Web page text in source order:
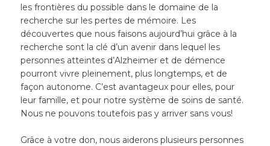
les frontières du possible dans le domaine de la
recherche sur les pertes de mémoire. Les
découvertes que nous faisons aujourd’hui grâce à la
recherche sont la clé d’un avenir dans lequel les
personnes atteintes d’Alzheimer et de démence
pourront vivre pleinement, plus longtemps, et de
façon autonome. C’est avantageux pour elles, pour
leur famille, et pour notre système de soins de santé.
Nous ne pouvons toutefois pas y arriver sans vous!
Grâce à votre don, nous aiderons plusieurs personnes